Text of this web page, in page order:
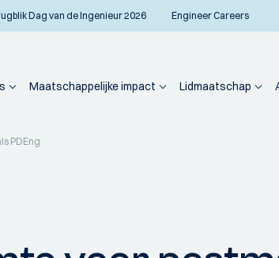
Dag van de Ingenieur 2026 Engineer Careers
Maatschappelijke impact Lidmaatschap
PDEng